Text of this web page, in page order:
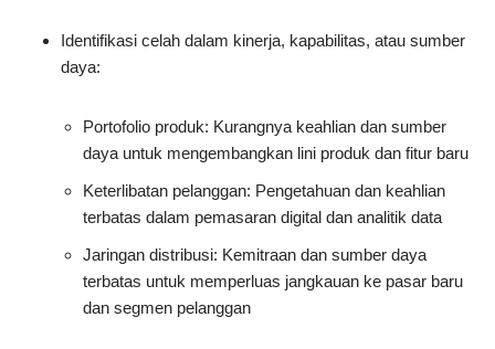
Identifikasi celah dalam kinerja, kapabilitas, atau sumber
daya:
Portofolio produk: Kurangnya keahlian dan sumber
daya untuk mengembangkan lini produk dan fitur baru
Keterlibatan pelanggan: Pengetahuan dan keahlian
terbatas dalam pemasaran digital dan analitik data
Jaringan distribusi: Kemitraan dan sumber daya
terbatas untuk memperluas jangkauan ke pasar baru
dan segmen pelanggan